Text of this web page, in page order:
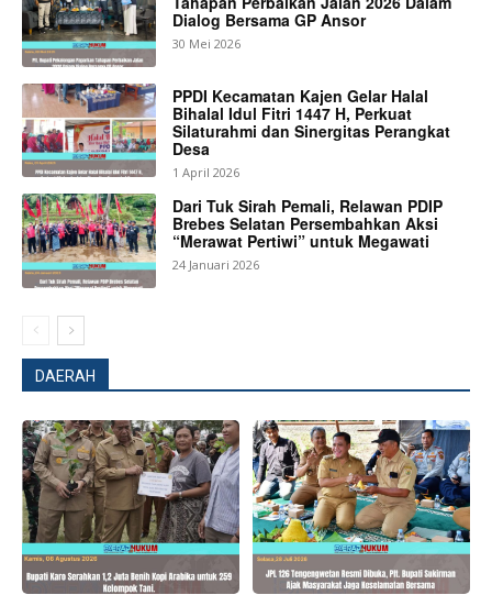
Magazine PRO
SUBSCRIBE NOW
Company
About
Contact us
Dialog Bersama GP Ansor
30 Mei 2026
PPDI Kecamatan Kajen Gelar Halal
Bihalal Idul Fitri 1447 H, Perkuat
Silaturahmi dan Sinergitas Perangkat
Desa
1 April 2026
Dari Tuk Sirah Pemali, Relawan PDIP
Brebes Selatan Persembahkan Aksi
“Merawat Pertiwi” untuk Megawati
24 Januari 2026
DAERAH